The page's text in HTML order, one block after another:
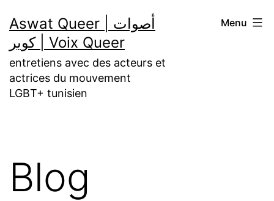
au
contenu
Aswat Queer | أصوات
كوير | Voix Queer
entretiens avec des acteurs et
actrices du mouvement
LGBT+ tunisien
Menu
Blog